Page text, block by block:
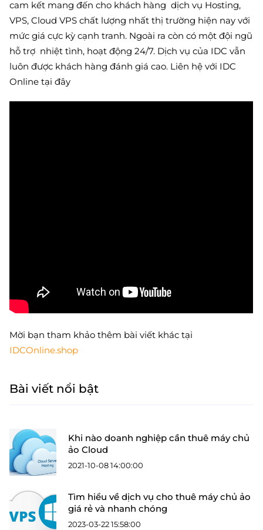
cam kết mang đến cho khách hàng dịch vụ Hosting,
VPS, Cloud VPS chất lượng nhất thị trường hiện nay với
mức giá cực kỳ cạnh tranh. Ngoài ra còn có một đội ngũ
hỗ trợ nhiệt tình, hoạt động 24/7. Dịch vụ của IDC vẫn
luôn được khách hàng đánh giá cao. Liên hệ với IDC
Online tại đây
Mời bạn tham khảo thêm bài viết khác tại
IDCOnline.shop
Bài viết nổi bật
Khi nào doanh nghiệp cần thuê máy chủ
ảo Cloud
2021-10-08 14:00:00
Tìm hiểu về dịch vụ cho thuê máy chủ ảo
giá rẻ và nhanh chóng
2023-03-22 15:58:00